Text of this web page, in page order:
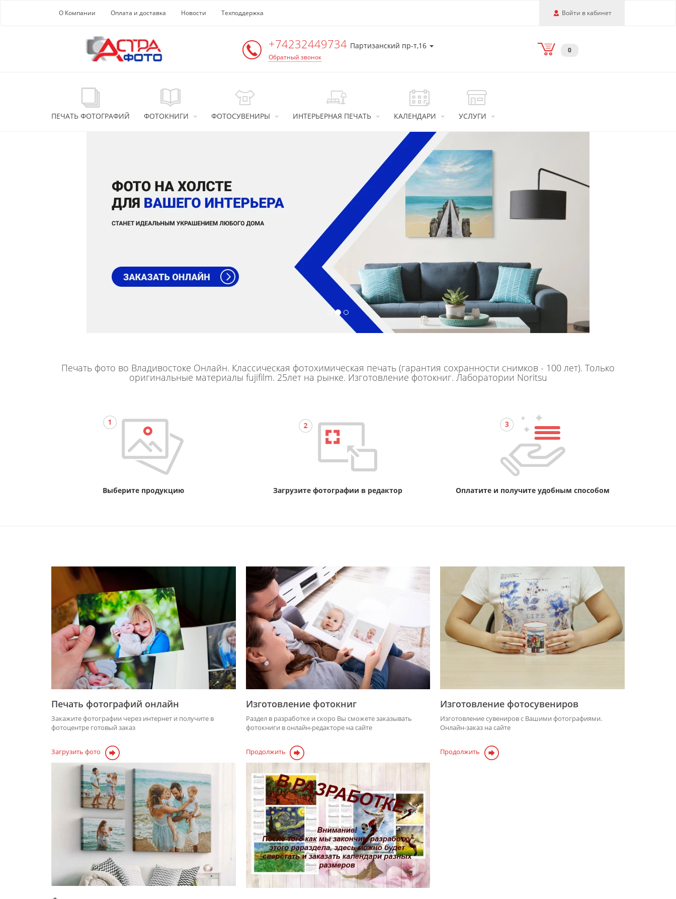
Перейти к основной информации
О Компании Оплата и доставка Новости Техподдержка Войти в кабинет
+74232449734 Партизанский пр-т,16
Обратный звонок
0
ПЕЧАТЬ ФОТОГРАФИЙ ФОТОКНИГИ ФОТОСУВЕНИРЫ ИНТЕРЬЕРНАЯ ПЕЧАТЬ КАЛЕНДАРИ УСЛУГИ
Печать фото во Владивостоке Онлайн. Классическая фотохимическая печать (гарантия сохранности снимков - 100 лет). Только
оригинальные материалы fujifilm. 25лет на рынке. Изготовление фотокниг. Лаборатории Noritsu
Выберите продукцию Загрузите фотографии в редактор Оплатите и получите удобным способом
Печать фотографий онлайн
Закажите фотографии через интернет и получите в
фотоцентре готовый заказ
Загрузить фото
Изготовление фотокниг
Раздел в разработке и скоро Вы сможете заказывать
фотокниги в онлайн-редакторе на сайте
Продолжить
Изготовление фотосувениров
Изготовление сувениров с Вашими фотографиями.
Онлайн-заказ на сайте
Продолжить